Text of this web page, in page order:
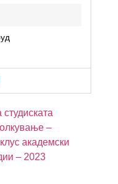
–
академски
– 2023